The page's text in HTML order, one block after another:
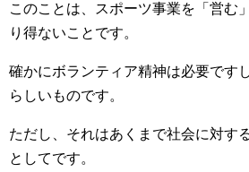
このことは、スポーツ事業を「営む
り得ないことです。
確かにボランティア精神は必要です
らしいものです。
ただし、それはあくまで社会に対す
としてです。